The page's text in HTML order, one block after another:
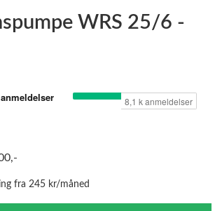
WRS 25/6 -
fra 245 kr/måned